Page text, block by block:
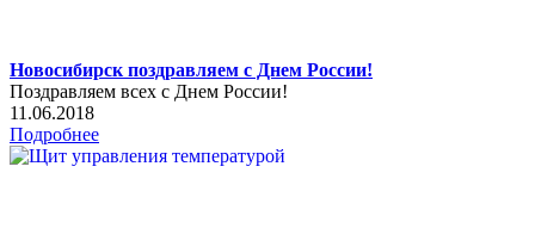
Новосибирск поздравляем с Днем России!
Поздравляем всех с Днем России!
11.06.2018
Подробнее